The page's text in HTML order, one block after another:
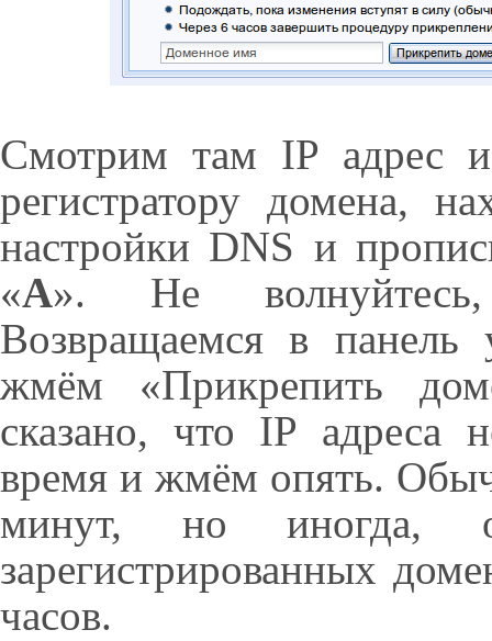
Смотрим там IP адрес
регистратору домена,
настройки DNS и
«A». Не
Возвращаемся в
жмём «Прикрепить
сказано, что IP адреса
время и жмём опять.
минут, но иногда,
зарегистрированных
часов.